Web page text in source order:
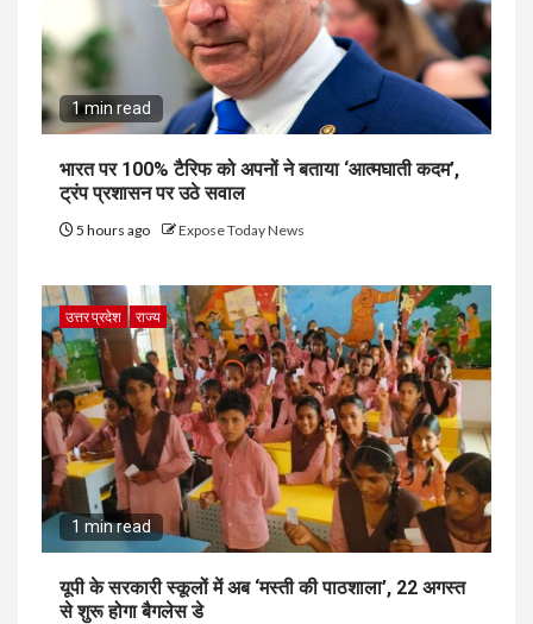
1 min read
भारत पर 100% टैरिफ को अपनों ने बताया ‘आत्मघाती कदम’,
ट्रंप प्रशासन पर उठे सवाल
5 hours ago Expose Today News
उत्तर प्रदेश राज्य
1 min read
यूपी के सरकारी स्कूलों में अब ‘मस्ती की पाठशाला’, 22 अगस्त
से शुरू होगा बैगलेस डे